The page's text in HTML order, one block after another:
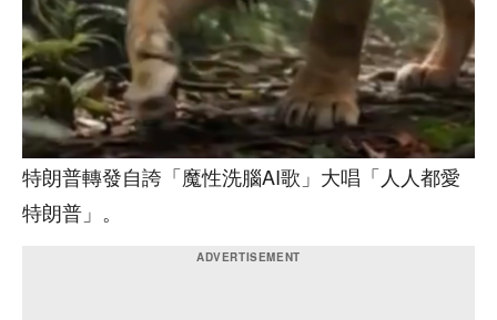
特朗普轉發自誇「魔性洗腦AI歌」大唱「人人都愛
特朗普」。